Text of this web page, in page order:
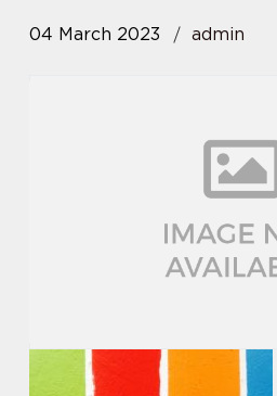
04 March 2023 admin